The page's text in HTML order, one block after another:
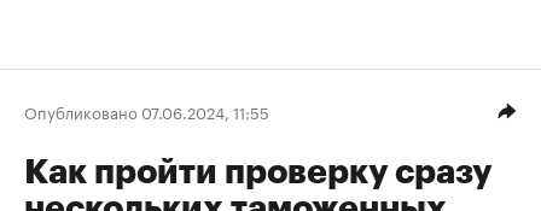
Опубликовано 07.06.2024, 11:55
Как пройти проверку сразу